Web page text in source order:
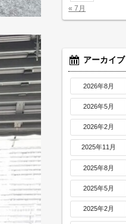
« 7月
アーカイブ
2026年8月
2026年5月
2026年2月
2025年11月
2025年8月
2025年5月
2025年2月